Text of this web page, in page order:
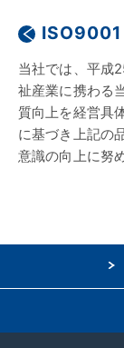
ISO9001
当社では、平成
祉産業に携わる
質向上を経営具
に基づき上記の
意識の向上に努